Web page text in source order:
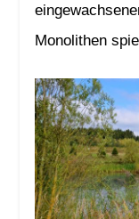
Monolithen